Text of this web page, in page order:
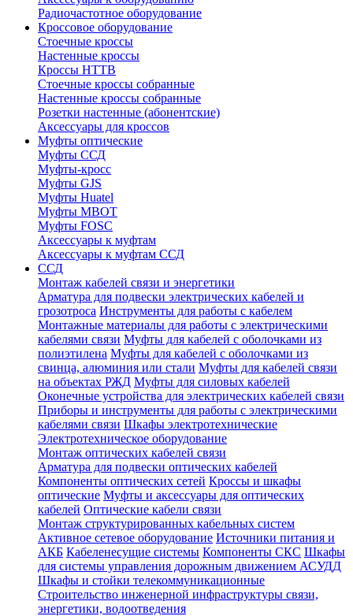
Радиочастотное оборудование
Кроссовое оборудование
Стоечные кроссы
Настенные кроссы
Кроссы HTTB
Стоечные кроссы собранные
Настенные кроссы собранные
Розетки настенные (абонентские)
Аксессуары для кроссов
Муфты оптические
Муфты ССД
Муфты-кросс
Муфты GJS
Муфты Huatel
Муфты МВОТ
Муфты FOSC
Аксессуары к муфтам
Аксессуары к муфтам ССД
ССД
Монтаж кабелей связи и энергетики
Арматура для подвески электрических кабелей и
грозотроса Инструменты для работы с кабелем
Монтажные материалы для работы с электрическими
кабелями связи Муфты для кабелей с оболочками из
полиэтилена Муфты для кабелей с оболочками из
свинца, алюминия или стали Муфты для кабелей связи
на объектах РЖД Муфты для силовых кабелей
Оконечные устройства для электрических кабелей связи
Приборы и инструменты для работы с электрическими
кабелями связи Шкафы электротехнические
Электротехническое оборудование
Монтаж оптических кабелей связи
Арматура для подвески оптических кабелей
Компоненты оптических сетей Кроссы и шкафы
оптические Муфты и аксессуары для оптических
кабелей Оптические кабели связи
Монтаж структурированных кабельных систем
Активное сетевое оборудование Источники питания и
АКБ Кабеленесущие системы Компоненты СКС Шкафы
для системы управления дорожным движением АСУДД
Шкафы и стойки телекоммуникационные
Строительство инженерной инфраструктуры связи,
энергетики, водоотведения